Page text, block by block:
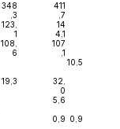
348
,3
411
,7
123,
1
14
4,1
108,
6
107
,1
10,5
19,3
32,
0
5,6
0,9 0,9